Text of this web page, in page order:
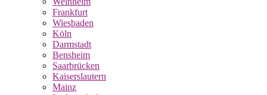
Frankfurt
Wiesbaden
Köln
Darmstadt
Bensheim
Saarbrücken
Kaiserslautern
Mainz